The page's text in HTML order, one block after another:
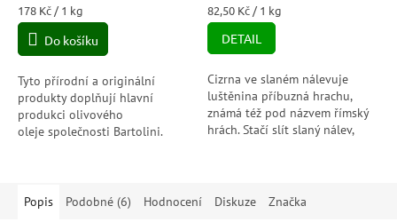
Měrná
cena:
178 Kč / 1 kg
Do košíku
Tyto přírodní a originální
produkty doplňují hlavní
produkci olivového
oleje společnosti Bartolini.
Měrná
cena:
82,50 Kč / 1 kg
DETAIL
Cizrna ve slaném nálevuje
luštěnina příbuzná hrachu,
známá též pod názvem římský
hrách. Stačí slít slaný nálev,
Popis
Podobné (6) Hodnocení Diskuze Značka